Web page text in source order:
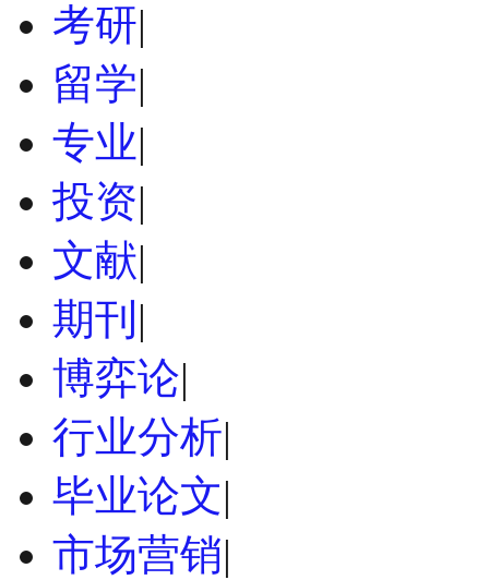
考研|
留学|
专业|
投资|
文献|
期刊 |
博弈论|
行业分析|
毕业论文|
市场营销|